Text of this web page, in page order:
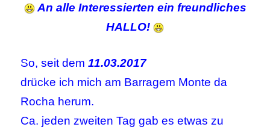
An alle Interessierten ein freundliches
HALLO!
So, seit dem11.03.2017
drücke ich mich am Barragem Monte da
Rocha herum.
Ca. jeden zweiten Tag gab es etwas zu